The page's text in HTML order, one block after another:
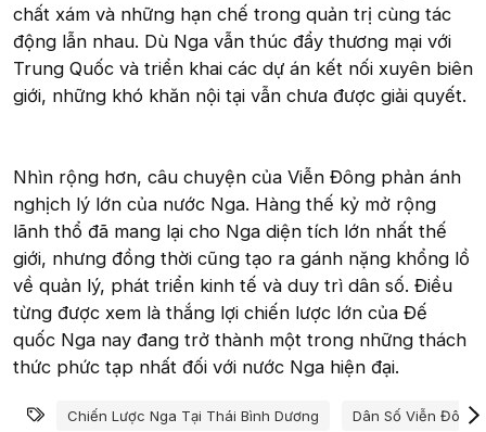
chất xám và những hạn chế trong quản trị cùng tác
động lẫn nhau. Dù Nga vẫn thúc đẩy thương mại với
Trung Quốc và triển khai các dự án kết nối xuyên biên
giới, những khó khăn nội tại vẫn chưa được giải quyết.
Nhìn rộng hơn, câu chuyện của Viễn Đông phản ánh
nghịch lý lớn của nước Nga. Hàng thế kỷ mở rộng
lãnh thổ đã mang lại cho Nga diện tích lớn nhất thế
giới, nhưng đồng thời cũng tạo ra gánh nặng khổng lồ
về quản lý, phát triển kinh tế và duy trì dân số. Điều
từng được xem là thắng lợi chiến lược lớn của Đế
quốc Nga nay đang trở thành một trong những thách
thức phức tạp nhất đối với nước Nga hiện đại.
Từ khóa
Chiến Lược Nga Tại Thái Bình Dương Dân Số Viễn Đông